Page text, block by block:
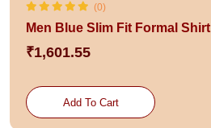
(0)
Men Blue Slim Fit Formal Shirt
₹1,601.55
Add To Cart